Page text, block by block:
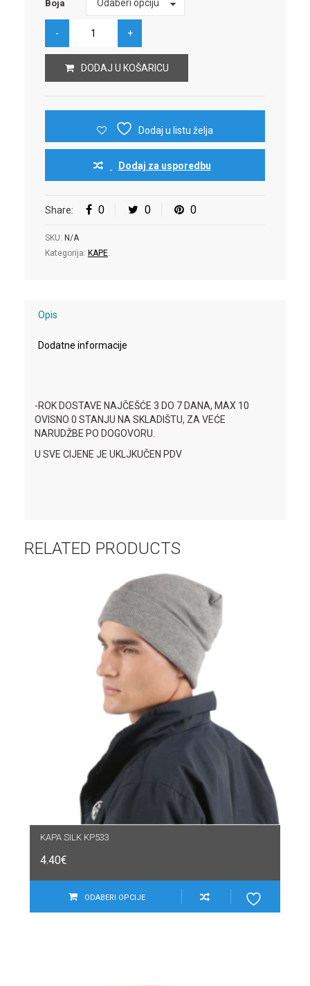
Boja Odaberi opciju
DODAJ U KOŠARICU
Dodaj u listu želja
Dodaj za usporedbu
Share: 0 0 0
SKU: N/A
Kategorija: KAPE.
Opis
Dodatne informacije
-ROK DOSTAVE NAJČEŠĆE 3 DO 7 DANA, MAX 10
OVISNO 0 STANJU NA SKLADIŠTU, ZA VEĆE
NARUDŽBE PO DOGOVORU.
U SVE CIJENE JE UKLJKUČEN PDV
RELATED PRODUCTS
KAPA SILK KP533
4.40€
ODABERI OPCIJE